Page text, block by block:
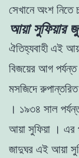
সেখানে অংশ নিতে
আয়া সুফিয়ার
ঐতিহ্যবাহী এই
বিজয়ের আগ
মসজিদে
। ১৯৩৪ সাল
আয়া সুফিয়া । এর
জাদুঘর এই আয়া